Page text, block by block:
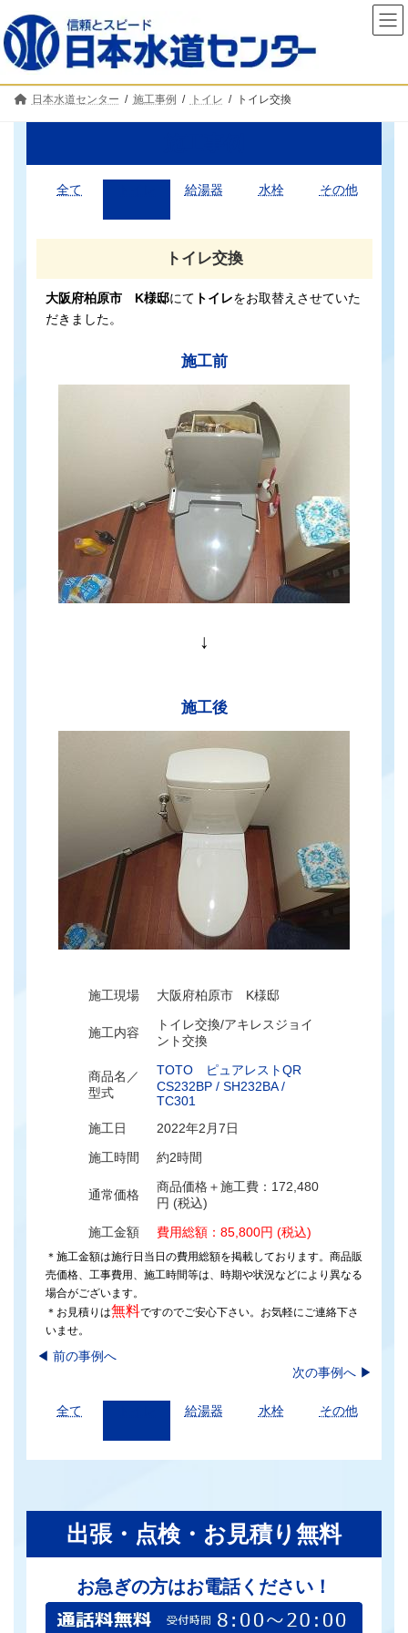
ン
テ
ン
へ
ビ
ゲ
ー
ョ
日本水道センター 施工事例 トイレ トイレ交換
全て 給湯器 水栓 その他
トイレ交換
大阪府柏原市 K様邸にて トイレをお取替えさせていた
だきました。
施工前
↓
施工後
施工現場 大阪府柏原市 K様邸
施工内容
トイレ交換/アキレスジョイ
ント交換
商品名／
型式
TOTO ピュアレストQR
CS232BP / SH232BA /
TC301
施工日
2022年2月7日
施工時間
約2時間
通常価格
商品価格＋施工費：172,480
円 (税込)
施工金額
費用総額：85,800円 (税込)
＊施工金額は施行日当日の費用総額を掲載しております。商品販
売価格、工事費用、施工時間等は、時期や状況などにより異なる
場合がございます。
＊お見積りは無料ですのでご安心下さい。お気軽にご連絡下さ
いませ。
◀︎ 前の事例へ
次の事例へ ▶
全て 給湯器 水栓 その他
出張・点検・お見積り無料
お急ぎの方はお電話ください！